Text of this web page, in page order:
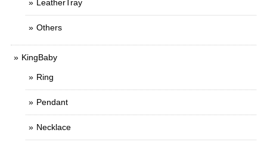
LeatherTray
Others
KingBaby
Ring
Pendant
Necklace